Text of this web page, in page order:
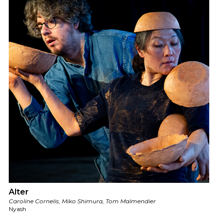
Alter
Caroline Cornelis, Miko Shimura, Tom Malmendier
Nyash